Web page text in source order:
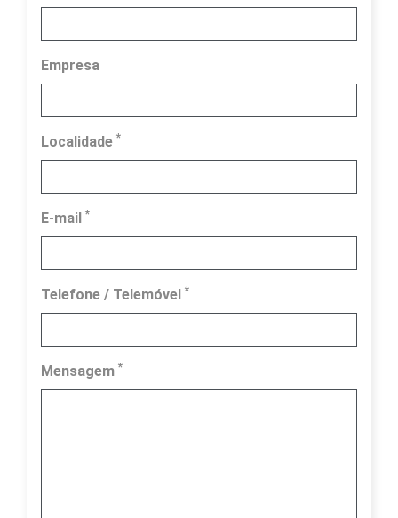
Empresa
Localidade *
E-mail *
Telefone / Telemóvel *
Mensagem *